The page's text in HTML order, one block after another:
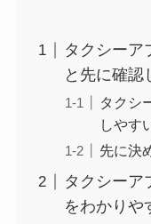
タクシーア
と先に確認
タクシ
しやす
先に決
タクシーア
をわかりや